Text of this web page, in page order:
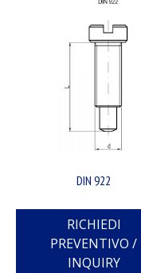
DIN 922
RICHIEDI
PREVENTIVO /
INQUIRY